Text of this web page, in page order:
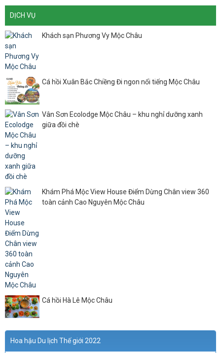
DỊCH VỤ
Khách sạn Phương Vy Mộc Châu
Cá hồi Xuân Bắc Chiềng Đi ngon nổi tiếng Mộc Châu
Vân Sơn Ecolodge Mộc Châu – khu nghỉ dưỡng xanh
giữa đồi chè
Khám Phá Mộc View House Điểm Dừng Chân view 360
toàn cảnh Cao Nguyên Mộc Châu
Cá hồi Hà Lê Mộc Châu
Hoa hậu Du lịch Thế giới 2022